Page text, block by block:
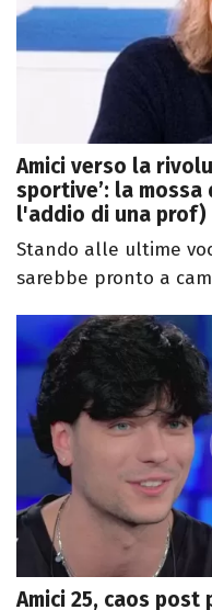
Amici verso la
sportive’: la mossa
l'addio di una prof)
Stando alle ultime
sarebbe pronto a
Amici 25, caos